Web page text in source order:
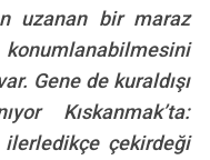
uzanan bir maraz
Gene de kuraldışı
Kıskanmak’ta:
çekirdeği